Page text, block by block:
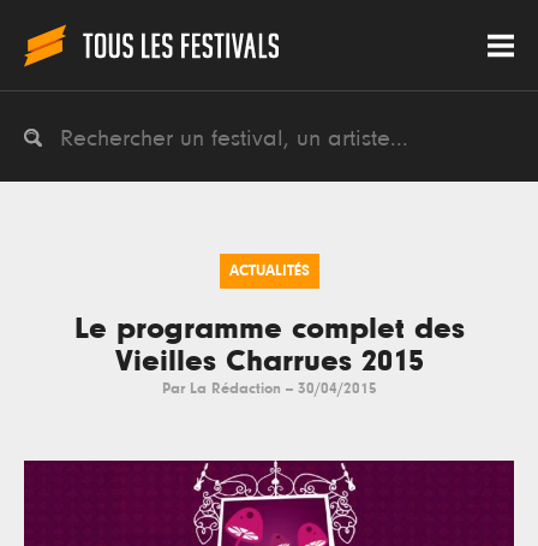
ACTUALITÉS
Le programme complet des
Vieilles Charrues 2015
Par La Rédaction -- 30/04/2015